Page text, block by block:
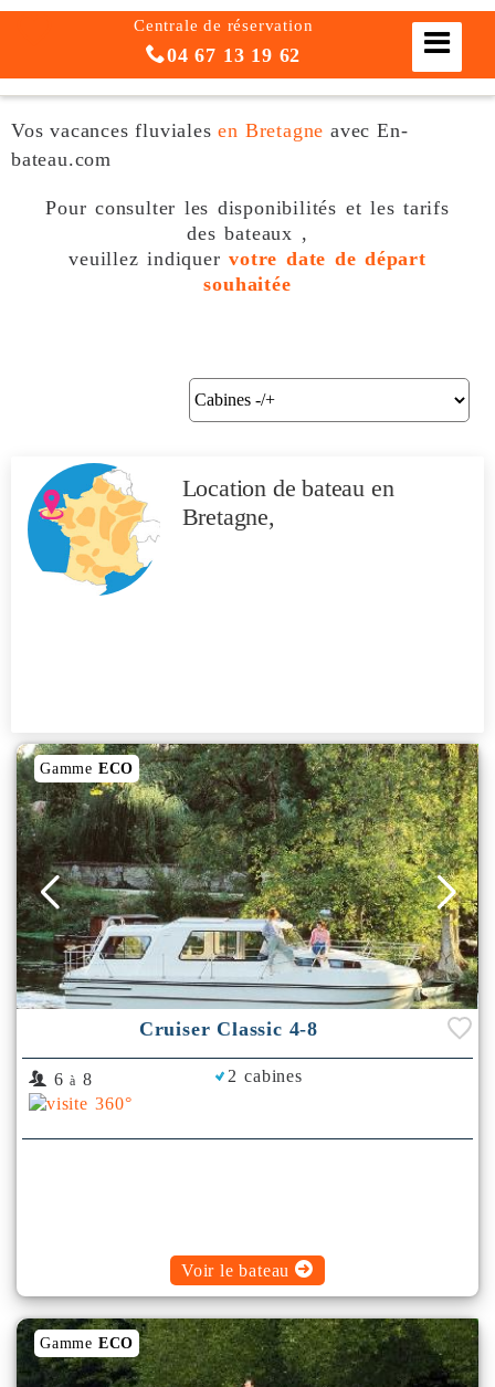
Centrale de réservation
04 67 13 19 62
Vos vacances fluvialesen Bretagne avec En-
bateau.com
Pour consulter les disponibilités et les tarifs
des bateaux ,
veuillez indiquervotre date de départ
souhaitée
Location de bateau en
Bretagne,
Gamme ECO
Cruiser Classic 4-8
6 à 8 2 cabines
Voir le bateau
Gamme ECO